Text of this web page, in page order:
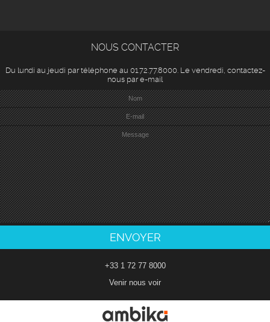
NOUS CONTACTER
Du lundi au jeudi par téléphone au 01.72.77.8000. Le vendredi, contactez-
nous par e-mail
+33 1 72 77 8000
Venir nous voir